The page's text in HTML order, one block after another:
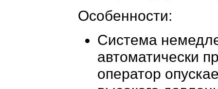
Особенности:
Система
автоматически
оператор